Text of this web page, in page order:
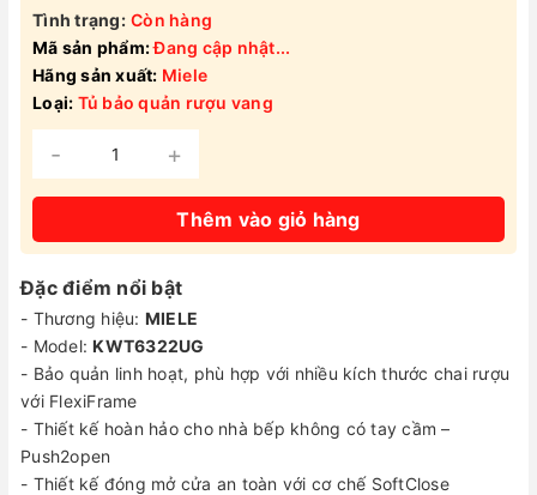
Tình trạng: Còn hàng
Mã sản phẩm:Đang cập nhật...
Hãng sản xuất: Miele
Loại: Tủ bảo quản rượu vang
- +
Thêm vào giỏ hàng
Đặc điểm nổi bật
- Thương hiệu: MIELE
- Model:KWT6322UG
- Bảo quản linh hoạt, phù hợp với nhiều kích thước chai rượu
với FlexiFrame
- Thiết kế hoàn hảo cho nhà bếp không có tay cầm –
Push2open
- Thiết kế đóng mở cửa an toàn với cơ chế SoftClose